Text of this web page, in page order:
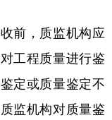
，质监机构应
工程质量进行鉴
定或质量鉴定不
监机构对质量鉴